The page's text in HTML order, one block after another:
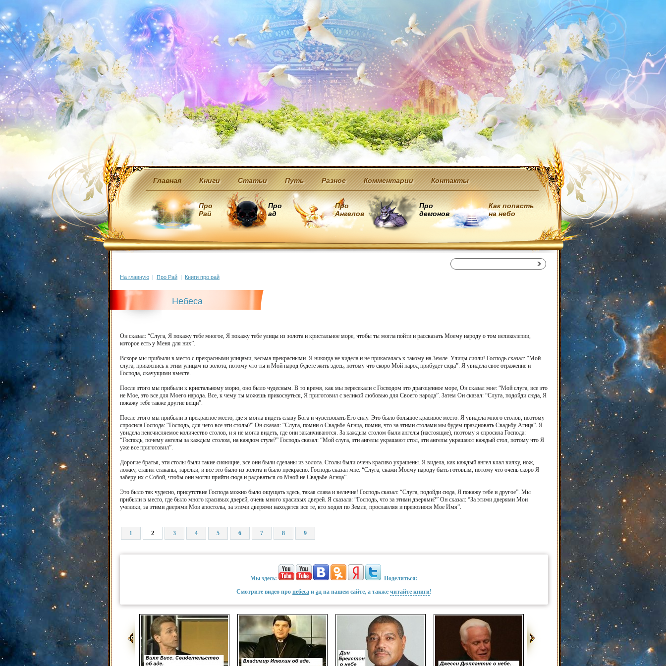
Главная Книги Статьи Путь Разное Комментарии Контакты
Про
Рай
Про
ад
Про
Ангелов
Про
демонов
Как попасть
на небо
На главную | Про Рай | Книги про рай
Небеса
Он сказал: “Слуга, Я покажу тебе многое, Я покажу тебе улицы из золота и кристальное море, чтобы ты могла пойти и рассказать Моему народу о том великолепии,
которое есть у Меня для них”.
Вскоре мы прибыли в место с прекрасными улицами, весьма прекрасными. Я никогда не видела и не прикасалась к такому на Земле. Улицы сияли! Господь сказал: “Мой
слуга, прикоснись к этим улицам из золота, потому что ты и Мой народ будете жить здесь, потому что скоро Мой народ прибудет сюда”. Я увидела свое отражение и
Господа, скачущими вместе.
После этого мы прибыли к кристальному морю, оно было чудесным. В то время, как мы пересекали с Господом это драгоценное море, Он сказал мне: “Мой слуга, все это
не Мое, это все для Моего народа. Все, к чему ты можешь прикоснуться, Я приготовил с великой любовью для Своего народа”. Затем Он сказал: “Слуга, подойди сюда, Я
покажу тебе также другие вещи”.
После этого мы прибыли в прекрасное место, где я могла видеть славу Бога и чувствовать Его силу. Это было большое красивое место. Я увидела много столов, поэтому
спросила Господа: “Господь, для чего все эти столы?” Он сказал: “Слуга, помни о Свадьбе Агнца, помни, что за этими столами мы будем праздновать Свадьбу Агнца”. Я
увидела неисчисляемое количество столов, и я не могла видеть, где они заканчиваются. За каждым столом были ангелы (настоящие), поэтому я спросила Господа:
“Господь, почему ангелы за каждым столом, на каждом стуле?” Господь сказал: “Мой слуга, эти ангелы украшают стол, эти ангелы украшают каждый стол, потому что Я
уже все приготовил”.
Дорогие братья, эти столы были такие сияющие, все они были сделаны из золота. Столы были очень красиво украшены. Я видела, как каждый ангел клал вилку, нож,
ложку, ставил стаканы, тарелки, и все это было из золота и было прекрасно. Господь сказал мне: “Слуга, скажи Моему народу быть готовым, потому что очень скоро Я
заберу их с Собой, чтобы они могли прийти сюда и радоваться со Мной не Свадьбе Агнца”.
Это было так чудесно, присутствие Господа можно было ощущать здесь, такая слава и величие! Господь сказал: “Слуга, подойди сюда, Я покажу тебе и другое”. Мы
прибыли в место, где было много красивых дверей, очень много красивых дверей. Я сказала: “Господь, что за этими дверями?” Он сказал: “За этими дверями Мои
ученики, за этими дверями Мои апостолы, за этими дверями находятся все те, кто ходил по Земле, прославляя и превознося Мое Имя”.
1 2 3 4 5 6 7 8 9
Мы здесь:
Поделиться:
Смотрите видео про небеса и ад на нашем сайте, а также читайте книги!